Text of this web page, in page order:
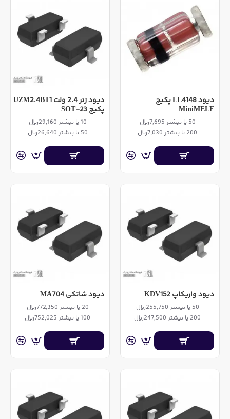
دیود LL4148 پکیج
MiniMELF
50 یا بیشتر 7,695ریال
200 یا بیشتر 7,030ریال
دیود زنر 2.4 ولت UZM2.4BT1
پکیج SOT-23
10 یا بیشتر 29,160ریال
50 یا بیشتر 26,640ریال
دیود واریکاپ KDV152
50 یا بیشتر 255,750ریال
200 یا بیشتر 247,500ریال
دیود شاتکی MA704
20 یا بیشتر 772,350ریال
100 یا بیشتر 752,025ریال